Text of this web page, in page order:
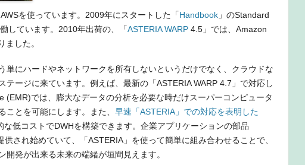
を使っています。2009年にスタートした「Handbook 」のStandard
しています。2010年出荷の、「ASTERIA WARP 4.5」では、Amazon
ました。
単にハードやネットワークを所有しないというだけでなく、クラウドな
テージに来ています。例えば、最新の「ASTERIA WARP 4.7」で対応し
(EMR)では、膨大なデータの分析を必要な時だけスーパーコンピュータ
ことを可能にします。また、 早速「ASTERIA」での対応を表明した
低コストでDWHを構築できます。企業アプリケーションの部品
供され始めていて、「ASTERIA」を使って簡単に組み合わせることで、
開発が出来る未来の端緒が垣間見えます。